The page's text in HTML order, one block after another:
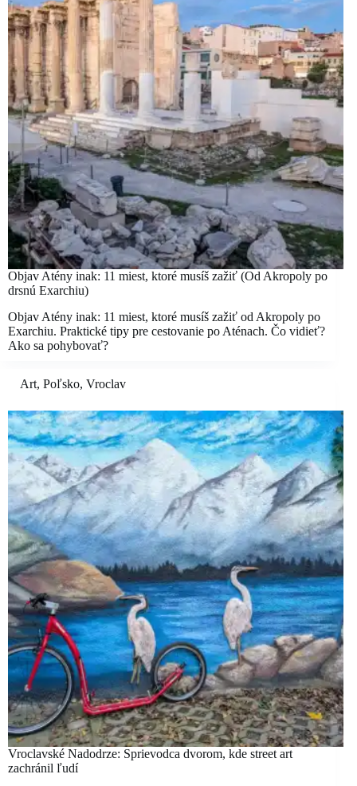
Objav Atény inak: 11 miest, ktoré musíš zažiť (Od Akropoly po
drsnú Exarchiu)
Objav Atény inak: 11 miest, ktoré musíš zažiť od Akropoly po
Exarchiu. Praktické tipy pre cestovanie po Aténach. Čo vidieť?
Ako sa pohybovať?
Art, Poľsko, Vroclav
Vroclavské Nadodrze: Sprievodca dvorom, kde street art
zachránil ľudí